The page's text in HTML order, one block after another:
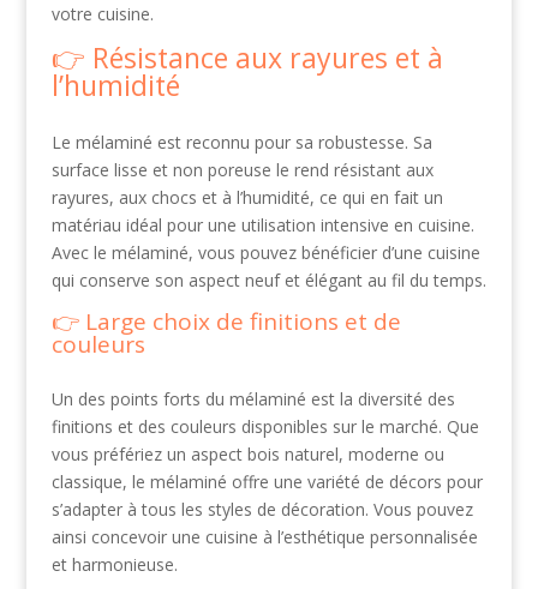
votre cuisine.
Résistance aux rayures et à
l’humidité
Le mélaminé est reconnu pour sa robustesse. Sa
surface lisse et non poreuse le rend résistant aux
rayures, aux chocs et à l’humidité, ce qui en fait un
matériau idéal pour une utilisation intensive en cuisine.
Avec le mélaminé, vous pouvez bénéficier d’une cuisine
qui conserve son aspect neuf et élégant au fil du temps.
Large choix de finitions et de
couleurs
Un des points forts du mélaminé est la diversité des
finitions et des couleurs disponibles sur le marché. Que
vous préfériez un aspect bois naturel, moderne ou
classique, le mélaminé offre une variété de décors pour
s’adapter à tous les styles de décoration. Vous pouvez
ainsi concevoir une cuisine à l’esthétique personnalisée
et harmonieuse.